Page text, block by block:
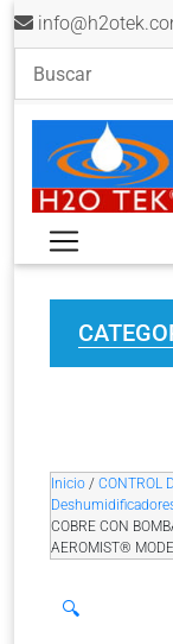
Inicio / CONTROL
COBRE CON
AEROMIST®
🔍